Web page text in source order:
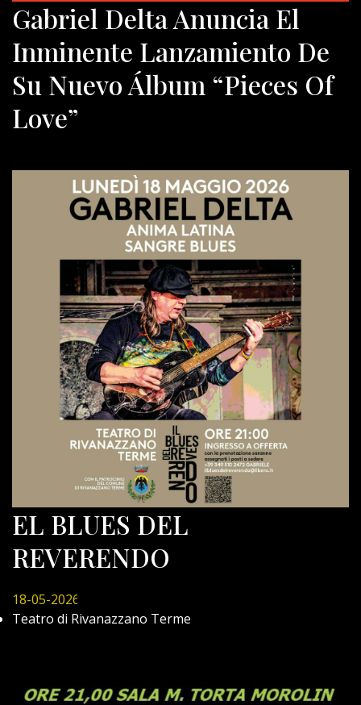
Gabriel Delta Anuncia El
Inminente Lanzamiento De
Su Nuevo Álbum “Pieces Of
Love”
EL BLUES DEL
REVERENDO
18-05-2026
Teatro di Rivanazzano Terme